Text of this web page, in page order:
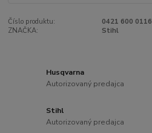
Číslo produktu:
0421 600 0116
ZNAČKA:
Stihl
Husqvarna
Autorizovaný predajca
Stihl
Autorizovaný predajca